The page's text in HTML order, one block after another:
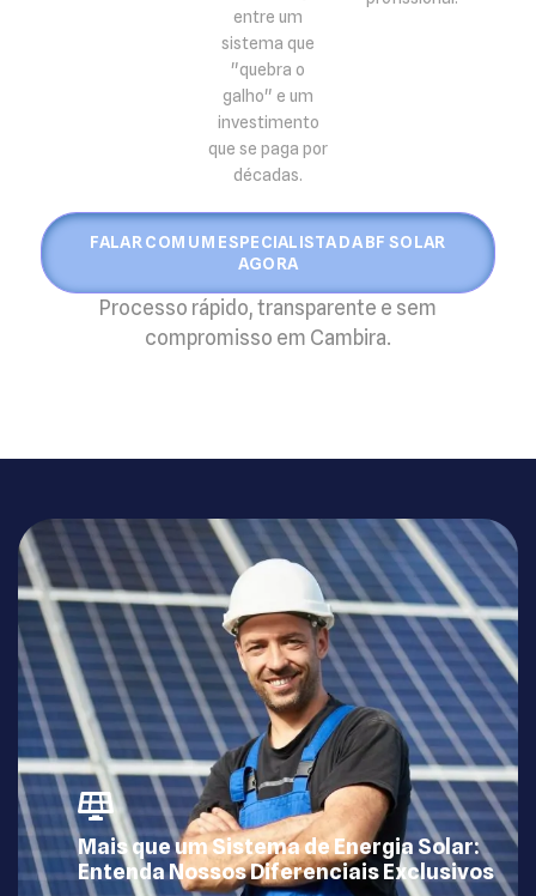
entre um
sistema que
"quebra o
galho" e um
investimento
que se paga por
décadas.
FALAR COM UM ESPECIALISTA DA BF SOLAR
AGORA
Processo rápido, transparente e sem
compromisso em Cambira.
Mais que um Sistema de Energia Solar:
Entenda Nossos Diferenciais Exclusivos